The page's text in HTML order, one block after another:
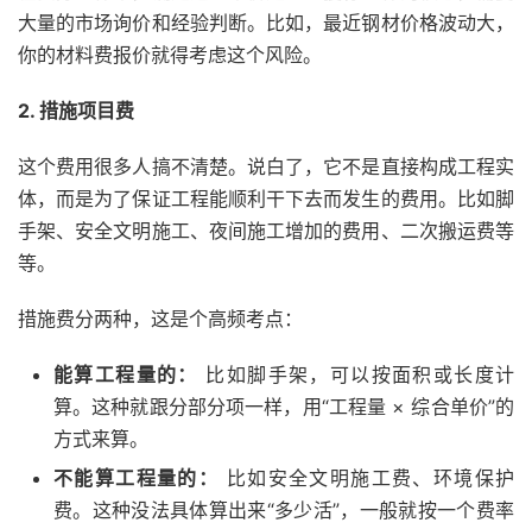
大量的市场询价和经验判断。比如，最近钢材价格波动大，
你的材料费报价就得考虑这个风险。
2. 措施项目费
这个费用很多人搞不清楚。说白了，它不是直接构成工程实
体，而是为了保证工程能顺利干下去而发生的费用。比如脚
手架、安全文明施工、夜间施工增加的费用、二次搬运费等
等。
措施费分两种，这是个高频考点：
能算工程量的：
比如脚手架，可以按面积或长度计
算。这种就跟分部分项一样，用“工程量 × 综合单价”的
方式来算。
不能算工程量的：
比如安全文明施工费、环境保护
费。这种没法具体算出来“多少活”，一般就按一个费率